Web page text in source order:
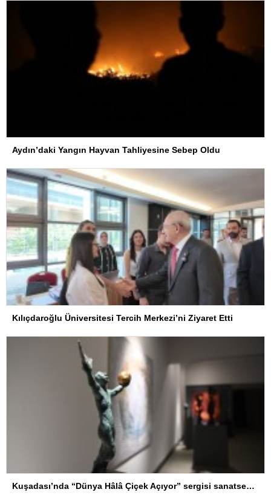
Aydın’daki Yangın Hayvan Tahliyesine Sebep Oldu
Kılıçdaroğlu Üniversitesi Tercih Merkezi’ni Ziyaret Etti
Kuşadası’nda “Dünya Hâlâ Çiçek Açıyor” sergisi sanatseverlerle buluşuyor